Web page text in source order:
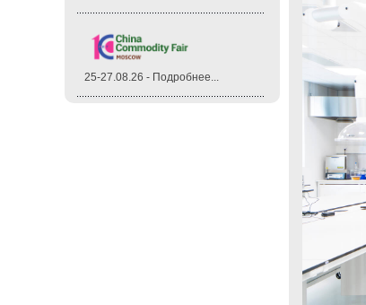
25-27.08.26 - Подробнее...